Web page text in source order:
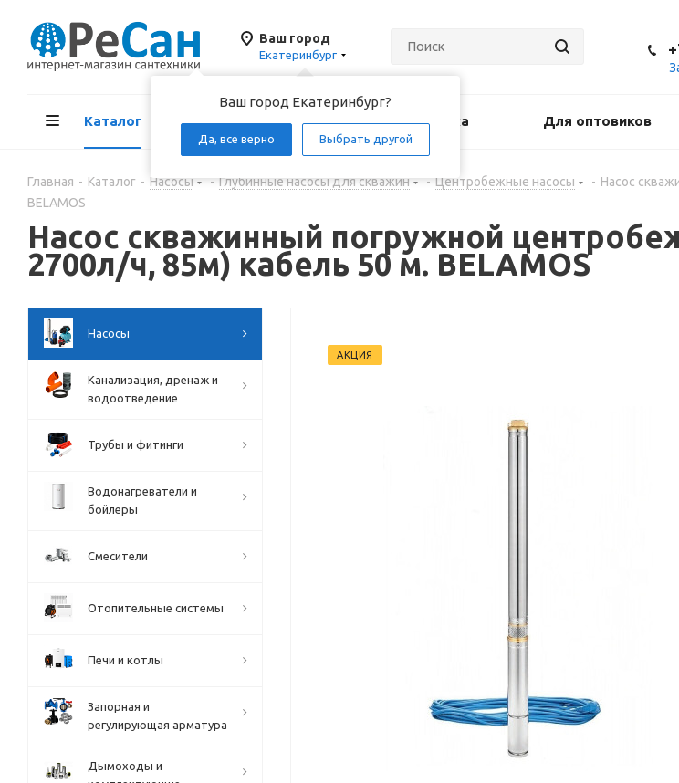
Ваш город
Екатеринбург
Ваш город Екатеринбург?
Да, все верно Выбрать другой
Каталог Акции Доставка Для оптовиков
Главная - Каталог - Насосы - Глубинные насосы для скважин - Центробежные насосы - Насос
BELAMOS
Насос скважинный погружной
2700л/ч, 85м) кабель 50 м. BELAMOS
АКЦИЯ
Насосы
Канализация, дренаж и
водоотведение
Трубы и фитинги
Водонагреватели и
бойлеры
Смесители
Отопительные системы
Печи и котлы
Запорная и
регулирующая арматура
Дымоходы и